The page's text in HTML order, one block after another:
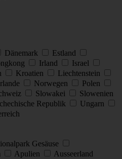
Dänemark
Estland
Irland
Israel
Kroatien
Liechtenstein
Norwegen
Polen
Slowakei
Slowenien
Republik
Ungarn
Gesäuse
Apulien
Ausseerland